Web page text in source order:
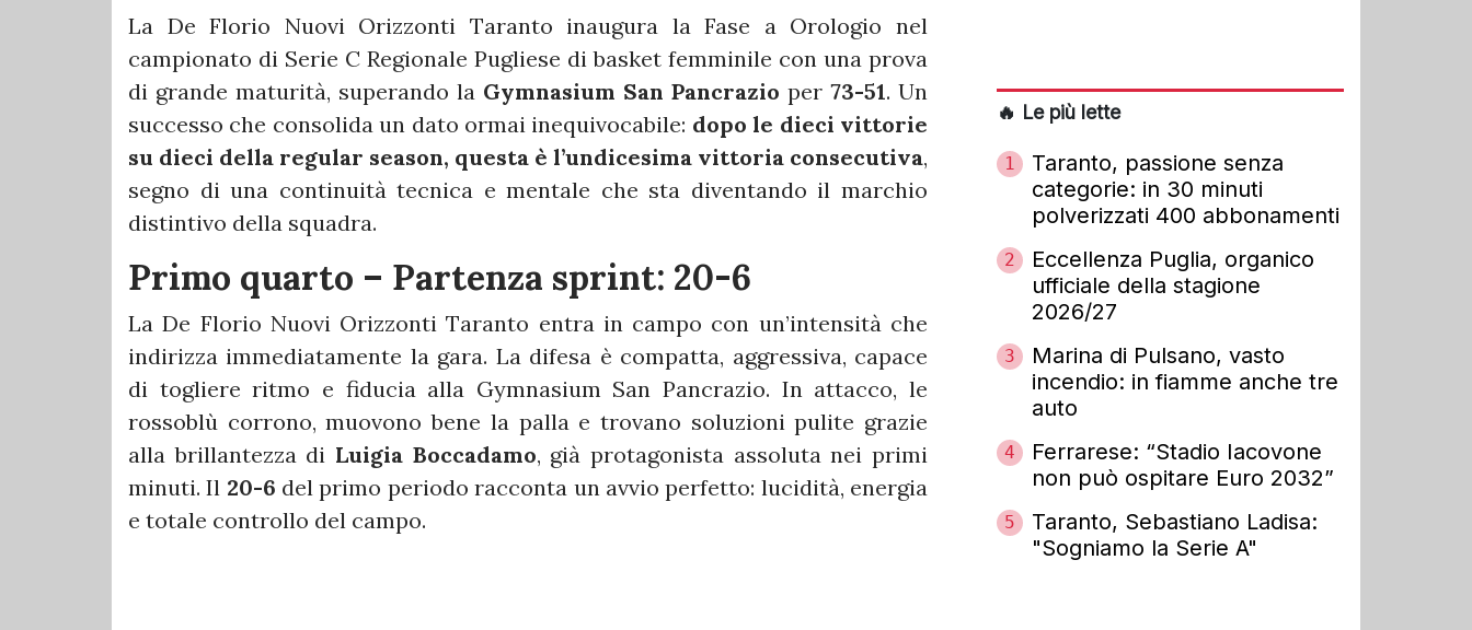
La De Florio Nuovi Orizzonti Taranto inaugura la Fase a Orologio nel
campionato di Serie C Regionale Pugliese di basket femminile con una prova
di grande maturità, superando la Gymnasium San Pancrazio per 73-51. Un
successo che consolida un dato ormai inequivocabile: dopo le dieci vittorie
su dieci della regular season, questa è l’undicesima vittoria consecutiva,
segno di una continuità tecnica e mentale che sta diventando il marchio
distintivo della squadra.
Primo quarto – Partenza sprint: 20-6
La De Florio Nuovi Orizzonti Taranto entra in campo con un’intensità che
indirizza immediatamente la gara. La difesa è compatta, aggressiva, capace
di togliere ritmo e fiducia alla Gymnasium San Pancrazio. In attacco, le
rossoblù corrono, muovono bene la palla e trovano soluzioni pulite grazie
alla brillantezza di Luigia Boccadamo, già protagonista assoluta nei primi
minuti. Il 20-6 del primo periodo racconta un avvio perfetto: lucidità, energia
e totale controllo del campo.
🔥 Le più lette
1
Taranto, passione senza
categorie: in 30 minuti
polverizzati 400 abbonamenti
2
Eccellenza Puglia, organico
ufficiale della stagione
2026/27
3
Marina di Pulsano, vasto
incendio: in fiamme anche tre
auto
4
Ferrarese: “Stadio Iacovone
non può ospitare Euro 2032”
5
Taranto, Sebastiano Ladisa:
"Sogniamo la Serie A"